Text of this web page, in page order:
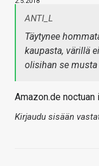
ANTI_L
Täytynee
kaupasta, värillä
olisihan se
Amazon.de
Kirjaudu sisään